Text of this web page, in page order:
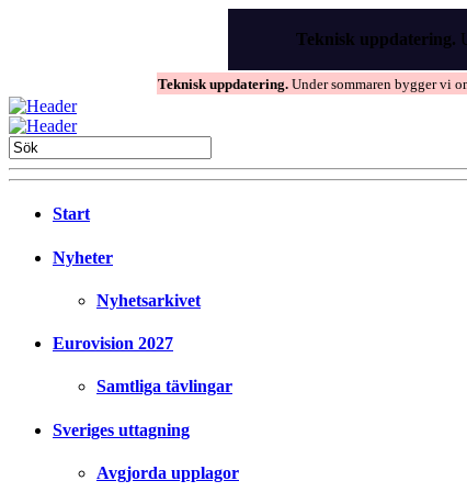
Teknisk uppdatering.
Teknisk uppdatering. Under sommaren bygger vi
Start
Nyheter
Nyhetsarkivet
Eurovision 2027
Samtliga tävlingar
Sveriges uttagning
Avgjorda upplagor